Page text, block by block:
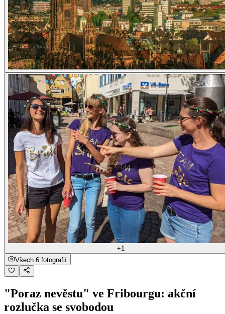
+1
Všech 6 fotografií
"Poraz nevěstu" ve Fribourgu: akční
rozlučka se svobodou